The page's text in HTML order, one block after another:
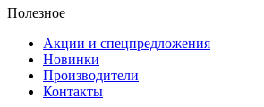
Полезное
Акции и спецпредложения
Новинки
Производители
Контакты